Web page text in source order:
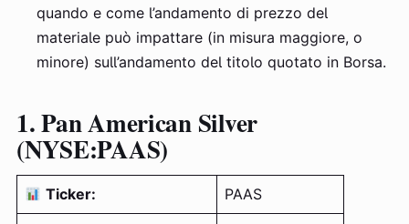
quando e come l’andamento di prezzo del
materiale può impattare (in misura maggiore, o
minore) sull’andamento del titolo quotato in Borsa.
1. Pan American Silver
(NYSE:PAAS)
Ticker: PAAS